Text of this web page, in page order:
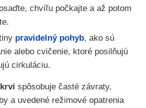
chvíľu počkajte a až potom
pravidelný pohyb, ako sú
alebo cvičenie, ktoré posilňujú
cirkuláciu.
spôsobuje časté závraty,
a uvedené režimové opatrenia